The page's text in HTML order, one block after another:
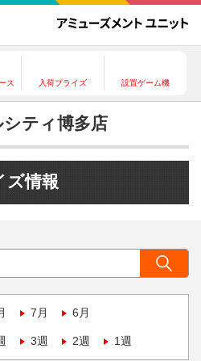
ス 入荷プライズ 設置ゲーム機
ティ博多店
ズ情報
7月 6月
3週 2週 1週